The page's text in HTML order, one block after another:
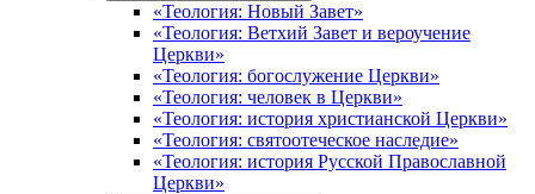
«Теология: Новый Завет»
«Теология: Ветхий Завет и вероучение
Церкви»
«Теология: богослужение Церкви»
«Теология: человек в Церкви»
«Теология: история христианской Церкви»
«Теология: святоотеческое наследие»
«Теология: история Русской Православной
Церкви»